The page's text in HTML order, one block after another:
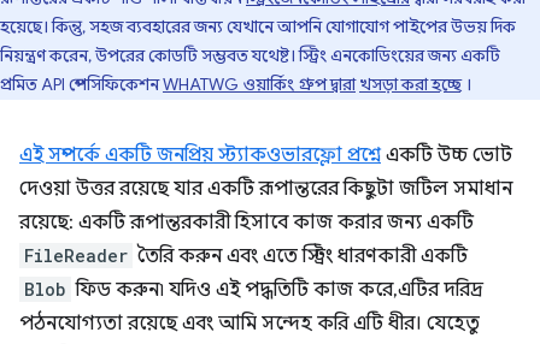
হয়েছে। কিন্তু, সহজ ব্যবহারের জন্য যেখানে আপনি যোগাযোগ পাইপের উভয় দিক
নিয়ন্ত্রণ করেন, উপরের কোডটি সম্ভবত যথেষ্ট। স্ট্রিং এনকোডিংয়ের জন্য একটি
প্রমিত API স্পেসিফিকেশনWHATWG ওয়ার্কিং গ্রুপ দ্বারা খসড়া করা হচ্ছে।
এই সম্পর্কে একটি জনপ্রিয় স্ট্যাকওভারফ্লো প্রশ্নেএকটি উচ্চ ভোট
দেওয়া উত্তর রয়েছে যার একটি রূপান্তরের কিছুটা জটিল সমাধান
রয়েছে: একটি রূপান্তরকারী হিসাবে কাজ করার জন্য একটি
FileReader তৈরি করুন এবং এতে স্ট্রিং ধারণকারী একটি
Blob ফিড করুন৷ যদিও এই পদ্ধতিটি কাজ করে, এটির দরিদ্র
পঠনযোগ্যতা রয়েছে এবং আমি সন্দেহ করি এটি ধীর। যেহেতু